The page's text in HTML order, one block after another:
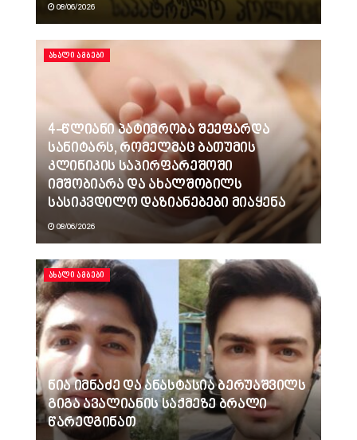
08/06/2026
ᲐᲮᲐᲚᲘ ᲐᲛᲑᲔᲑᲘ
4-წლიანი პატიმრობა შეეფარდა
სანიტარს, რომელმაც ბათუმის
კლინიკის საპირფარეშოში
იმშობიარა და ახალშობილს
სასიკვდილო დაზიანებები მიაყენა
08/06/2026
ᲐᲮᲐᲚᲘ ᲐᲛᲑᲔᲑᲘ
ნია იმნაძე და ანასტასია ბერუაშვილს
გიგა ავალიანის საქმეზე ბრალი
წარედგინათ